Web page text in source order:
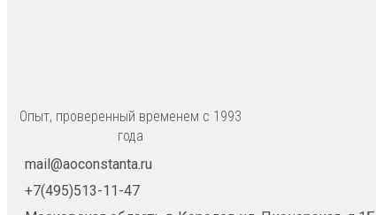
Опыт, проверенный временем с 1993
года
mail@aoconstanta.ru
+7(495)513-11-47